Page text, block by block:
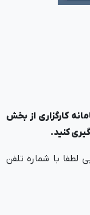
کارگزاری از بخش
کنید.
لطفا با شماره تلفن